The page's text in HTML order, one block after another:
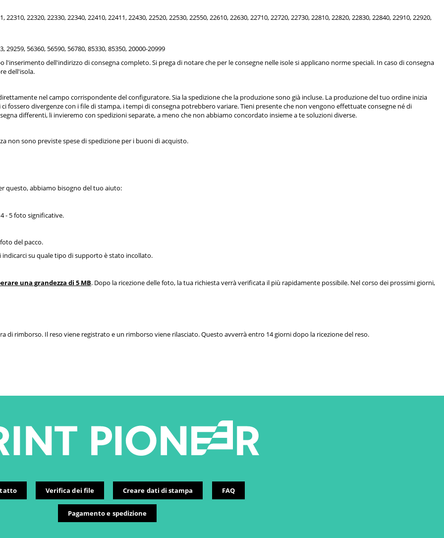
22310, 22320, 22330, 22340, 22410, 22411, 22430, 22520, 22530, 22550, 22610, 22630, 22710, 22720, 22730, 22810, 22820, 22830, 22840, 22910, 22920,
29259, 56360, 56590, 56780, 85330, 85350, 20000-20999
dell'indirizzo di consegna completo. Si prega di notare che per le consegne nelle isole si applicano norme speciali. In caso di consegna
dell'isola.
nel campo corrispondente del configuratore. Sia la spedizione che la produzione sono già incluse. La produzione del tuo ordine inizia
fossero divergenze con i file di stampa, i tempi di consegna potrebbero variare. Tieni presente che non vengono effettuate consegne né di
differenti, li invieremo con spedizioni separate, a meno che non abbiamo concordato insieme a te soluzioni diverse.
non sono previste spese di spedizione per i buoni di acquisto.
questo, abbiamo bisogno del tuo aiuto:
- 5 foto significative.
del pacco.
su quale tipo di supporto è stato incollato.
una grandezza di 5 MB. Dopo la ricezione delle foto, la tua richiesta verrà verificata il più rapidamente possibile. Nel corso dei prossimi giorni,
di rimborso. Il reso viene registrato e un rimborso viene rilasciato. Questo avverrà entro 14 giorni dopo la ricezione del reso.
Verifica dei file Creare dati di stampa FAQ
Pagamento e spedizione